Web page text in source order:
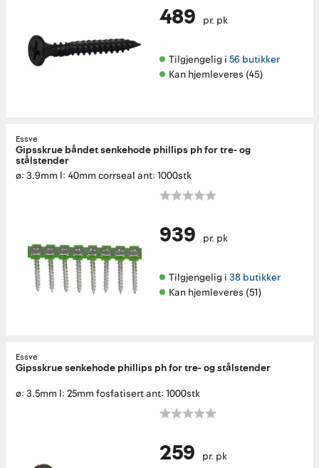
489 pr. pk
Tilgjengelig i 56 butikker
Kan hjemleveres (45)
Essve
Gipsskrue båndet senkehode phillips ph for tre- og
stålstender
ø: 3.9mm l: 40mm corrseal ant: 1000stk
939 pr. pk
Tilgjengelig i 38 butikker
Kan hjemleveres (51)
Essve
Gipsskrue senkehode phillips ph for tre- og stålstender
ø: 3.5mm l: 25mm fosfatisert ant: 1000stk
259 pr. pk